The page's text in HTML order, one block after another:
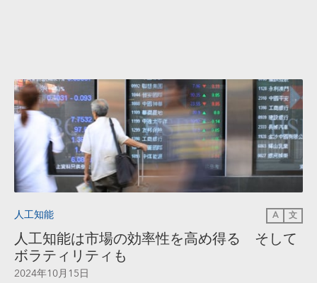
人工知能 A 文
人工知能は市場の効率性を高め得る そして
ボラティリティも
2024年10月15日